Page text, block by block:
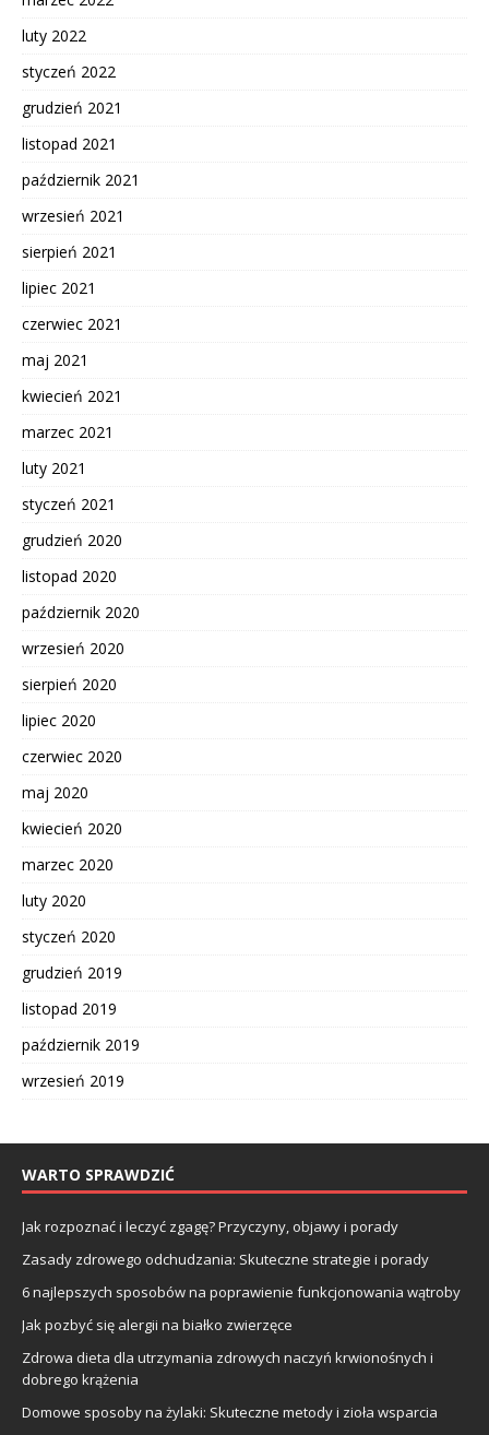
luty 2022
styczeń 2022
grudzień 2021
listopad 2021
październik 2021
wrzesień 2021
sierpień 2021
lipiec 2021
czerwiec 2021
maj 2021
kwiecień 2021
marzec 2021
luty 2021
styczeń 2021
grudzień 2020
listopad 2020
październik 2020
wrzesień 2020
sierpień 2020
lipiec 2020
czerwiec 2020
maj 2020
kwiecień 2020
marzec 2020
luty 2020
styczeń 2020
grudzień 2019
listopad 2019
październik 2019
wrzesień 2019
WARTO SPRAWDZIĆ
Jak rozpoznać i leczyć zgagę? Przyczyny, objawy i porady
Zasady zdrowego odchudzania: Skuteczne strategie i porady
6 najlepszych sposobów na poprawienie funkcjonowania wątroby
Jak pozbyć się alergii na białko zwierzęce
Zdrowa dieta dla utrzymania zdrowych naczyń krwionośnych i
dobrego krążenia
Domowe sposoby na żylaki: Skuteczne metody i zioła wsparcia